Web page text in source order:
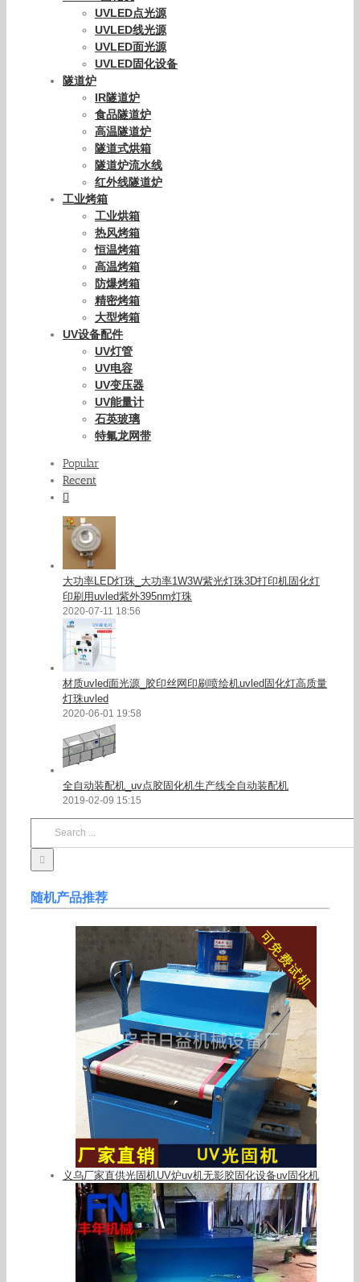
UVLED点光源
UVLED线光源
UVLED面光源
UVLED固化设备
隧道炉
IR隧道炉
食品隧道炉
高温隧道炉
隧道式烘箱
隧道炉流水线
红外线隧道炉
工业烤箱
工业烘箱
热风烤箱
恒温烤箱
高温烤箱
防爆烤箱
精密烤箱
大型烤箱
UV设备配件
UV灯管
UV电容
UV变压器
UV能量计
石英玻璃
特氟龙网带
Popular
Recent
大功率LED灯珠_大功率1W3W紫光灯珠3D打印机固化灯
印刷用uvled紫外395nm灯珠
2020-07-11 18:56
材质uvled面光源_胶印丝网印刷喷绘机uvled固化灯高质量
灯珠uvled
2020-06-01 19:58
全自动装配机_uv点胶固化机生产线全自动装配机
2019-02-09 15:15
随机产品推荐
义乌厂家直供光固机UV炉uv机无影胶固化设备uv固化机